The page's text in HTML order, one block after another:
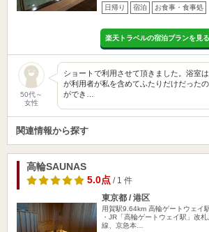
日帰り 宿泊 お食事・食事処
楽天トラベルの宿泊プランを見る
50代～
女性
ショートで利用させて頂きました。浴室
が利用者が私を含めてふたりだけだった
ができ…
関連情報から探す
高輪SAUNAS
5.0点/ 1 件
東京都 / 港区
用賀駅9.64km 高輪ゲートウェイ
・JR「高輪ゲートウェイ駅」改
線、京急本…